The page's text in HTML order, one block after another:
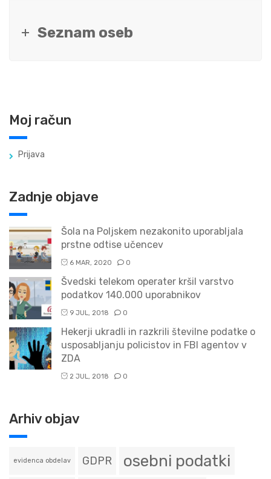
Seznam oseb
Moj račun
Prijava
Zadnje objave
Šola na Poljskem nezakonito uporabljala
prstne odtise učencev
6 MAR, 2020 0
Švedski telekom operater kršil varstvo
podatkov 140.000 uporabnikov
9 JUL, 2018 0
Hekerji ukradli in razkrili številne podatke o
usposabljanju policistov in FBI agentov v
ZDA
2 JUL, 2018 0
Arhiv objav
evidenca obdelav GDPR osebni podatki